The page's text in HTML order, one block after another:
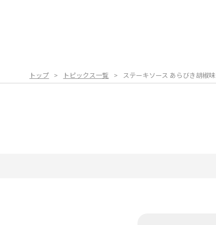
トップ トピックス一覧 ステーキソース あらびき胡椒味